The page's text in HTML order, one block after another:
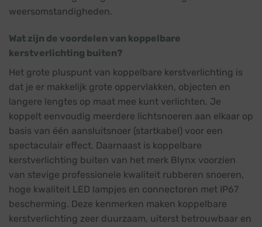
weersomstandigheden.
Wat zijn de voordelen van koppelbare
kerstverlichting buiten?
Het grote pluspunt van koppelbare kerstverlichting is
dat je er makkelijk grote oppervlakken, objecten en
langere lengtes op maat mee kunt verlichten. Je
koppelt eenvoudig meerdere lichtsnoeren aan elkaar op
basis van één aansluitsnoer (startkabel) voor een
spectaculair effect. Daarnaast is koppelbare
kerstverlichting buiten van het merk Blynx voorzien
van stevige professionele kwaliteit rubberen snoeren,
hoge kwaliteit LED lampjes en connectoren met IP67
bescherming. Deze kenmerken maken koppelbare
kerstverlichting zeer duurzaam, uiterst betrouwbaar en